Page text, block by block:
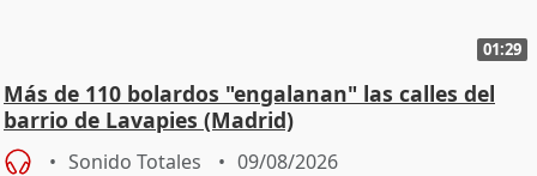
01:29
Más de 110 bolardos "engalanan" las calles del
barrio de Lavapies (Madrid)
Sonido Totales 09/08/2026